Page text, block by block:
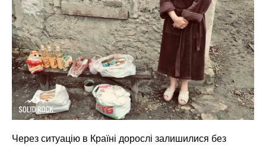
Через ситуацію в Країні дорослі залишилися без